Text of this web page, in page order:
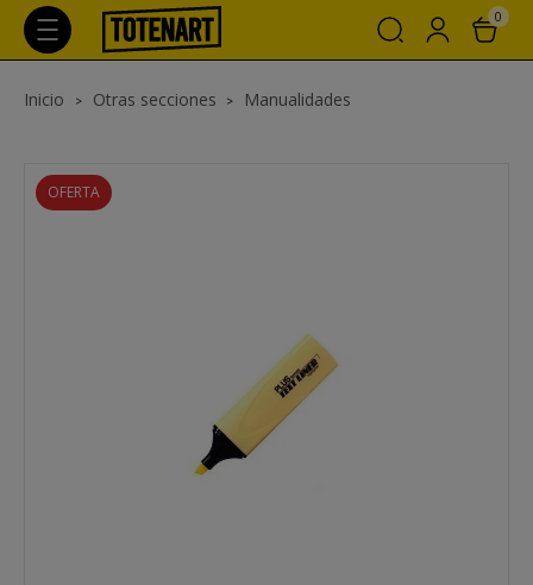
0
Inicio Otras secciones Manualidades
OFERTA